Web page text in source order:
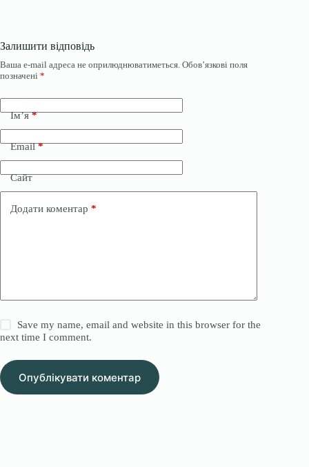
Залишити відповідь
Ваша e-mail адреса не оприлюднюватиметься. Обов’язкові поля
позначені *
Ім’я*
Email*
Сайт
Додати коментар *
Save my name, email and website in this browser for the
next time I comment.
Опублікувати коментар